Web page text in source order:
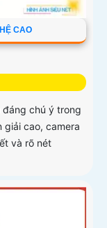
CAO
đáng chú ý trong
giải cao, camera
và rõ nét